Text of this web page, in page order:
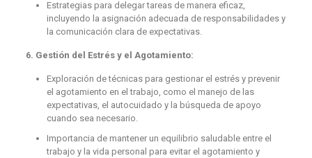
Estrategias para delegar tareas de manera eficaz,
incluyendo la asignación adecuada de responsabilidades y
la comunicación clara de expectativas.
6. Gestión del Estrés y el Agotamiento:
Exploración de técnicas para gestionar el estrés y prevenir
el agotamiento en el trabajo, como el manejo de las
expectativas, el autocuidado y la búsqueda de apoyo
cuando sea necesario.
Importancia de mantener un equilibrio saludable entre el
trabajo y la vida personal para evitar el agotamiento y